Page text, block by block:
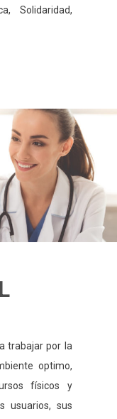
Solidaridad,
trabajar por la
optimo,
físicos y
usuarios, sus